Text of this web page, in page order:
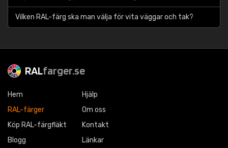
Vilken RAL-färg ska man välja för vita väggar och tak?
RALfarger.se
Hem
RAL-färger
Köp RAL-färgfläkt
Blogg
Hjälp
Om oss
Kontakt
Länkar